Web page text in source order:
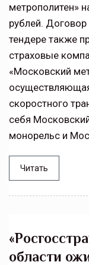
метрополитен»
рублей.
тендере также
страховые
«Московский
скоростного
себя
монорельс и
Читать
области